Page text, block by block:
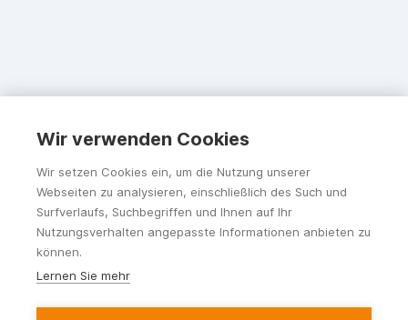
Wir verwenden Cookies
Wir setzen Cookies ein, um die Nutzung unserer
Webseiten zu analysieren, einschließlich des Such und
Surfverlaufs, Suchbegriffen und Ihnen auf Ihr
Nutzungsverhalten angepasste Informationen anbieten zu
können.
Lernen Sie mehr